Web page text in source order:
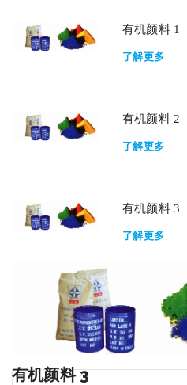
有机颜料 1
了解更多
有机颜料 2
了解更多
有机颜料 3
了解更多
有机颜料 3